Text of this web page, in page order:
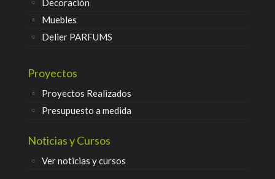
Decoración
Muebles
Delier PARFUMS
Proyectos
Proyectos Realizados
Presupuesto a medida
Noticias y Cursos
Ver noticias y cursos